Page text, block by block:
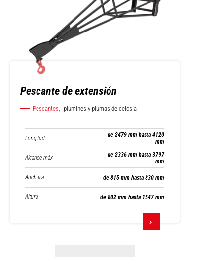
Pescante de extensión
Pescantes, plumines y plumas de celosía
Longitud
de 2479 mm hasta 4120
mm
Alcance máx
de 2336 mm hasta 3797
mm
Anchura de 815 mm hasta 830 mm
Altura de 802 mm hasta 1547 mm